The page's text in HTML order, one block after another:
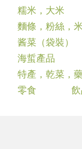
糯米，大米
麵條，粉絲，
酱菜（袋裝）
海蜇產品
特產，乾菜，
零食